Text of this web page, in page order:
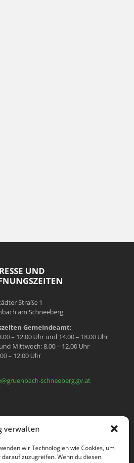
verwalten
wir Technologien wie Cookies, um
zuzugreifen. Wenn du diesen
UND
Straße 1
am Schneeberg
Gemeindeamt:
– 12.00 Uhr und 14.00 – 18.00 Uhr
Mittwoch: 8.00 – 12.00 Uhr
– 12.00 Uhr
schneeberg.gv.at